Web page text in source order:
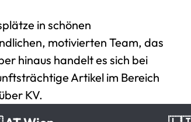
in schönen
motivierten Team, das
hinaus handelt es sich bei
Artikel im Bereich
KV.